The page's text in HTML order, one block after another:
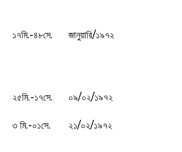
১৭মি.-৪৮সে. জানুয়ারি/১৯৭২
২৫মি.-১৭সে. ০৯/০২/১৯৭২
৩ মি.-০১সে. ২১/০২/১৯৭২